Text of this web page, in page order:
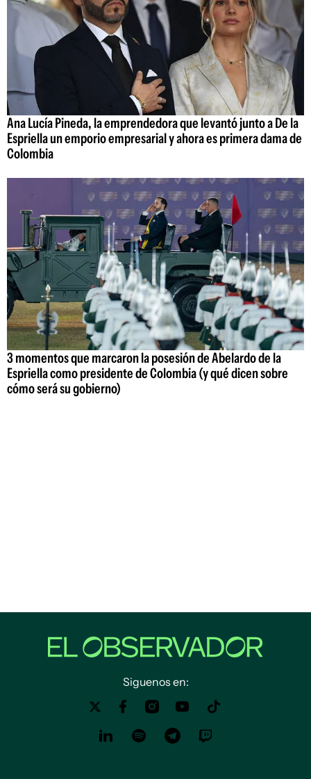
Ana Lucía Pineda, la emprendedora que levantó junto a De la
Espriella un emporio empresarial y ahora es primera dama de
Colombia
3 momentos que marcaron la posesión de Abelardo de la
Espriella como presidente de Colombia (y qué dicen sobre
cómo será su gobierno)
Siguenos en: